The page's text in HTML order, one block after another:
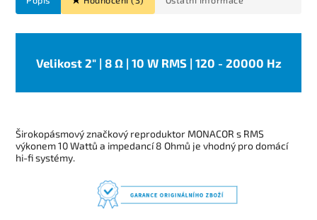
Velikost 2" | 8 Ω | 10 W RMS | 120 - 20000 Hz
Širokopásmový značkový reproduktor MONACOR s RMS
výkonem 10 Wattů a impedancí 8 Ohmů je vhodný pro domácí
hi-fi systémy.